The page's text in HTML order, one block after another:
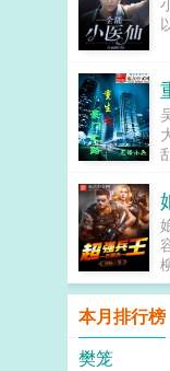
本月排行榜
樊笼